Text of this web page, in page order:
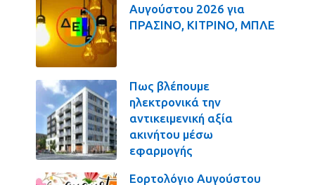
Αυγούστου 2026 για
ΠΡΑΣΙΝΟ, ΚΙΤΡΙΝΟ, ΜΠΛΕ
Πως βλέπουμε
ηλεκτρονικά την
αντικειμενική αξία
ακινήτου μέσω
εφαρμογής
Εορτολόγιο Αυγούστου